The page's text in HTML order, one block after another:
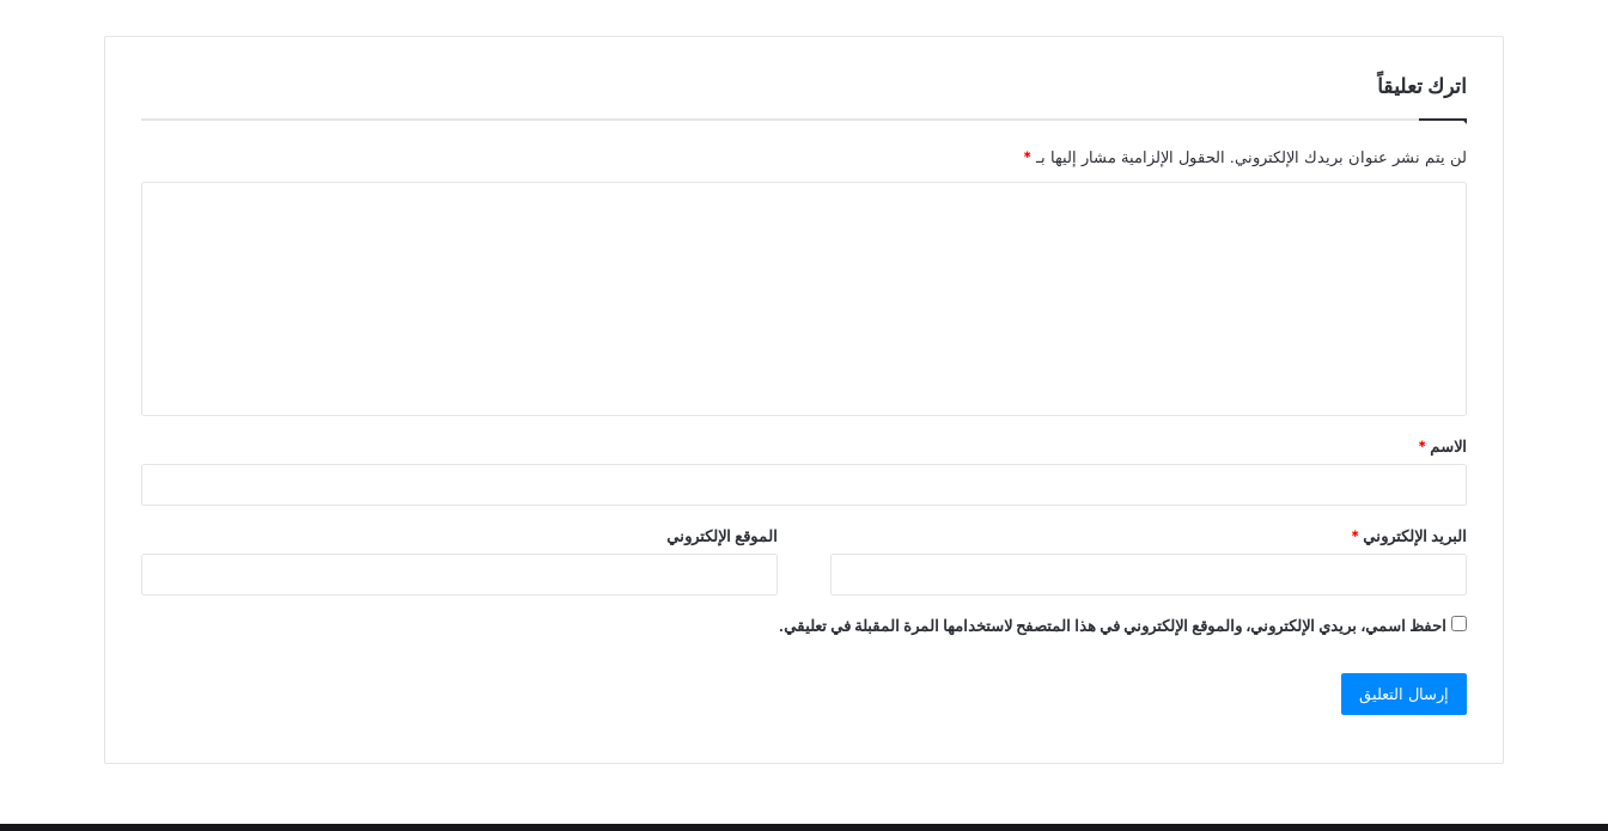
اترك تعليقاً
لن يتم نشر عنوان بريدك الإلكتروني. الحقول الإلزامية مشار إليها بـ *
الاسم *
البريد الإلكتروني* الموقع الإلكتروني
احفظ اسمي، بريدي الإلكتروني، والموقع الإلكتروني في هذا المتصفح لاستخدامها المرة المقبلة في تعليقي.